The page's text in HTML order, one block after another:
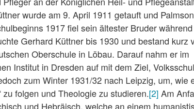
wurde am 9. April 1911 getauft und
1917 fiel sein ältester Bruder
Gerhard Küttner bis 1930 und bestand kurz
Oberschule in Löbau. Darauf nahm er im
Institut in Dresden auf mit dem Ziel,
zum Winter 1931/32 nach Leipzig, um, wie
folgen und Theologie zu studieren.[2] Am
und Hebräisch, welche an einem